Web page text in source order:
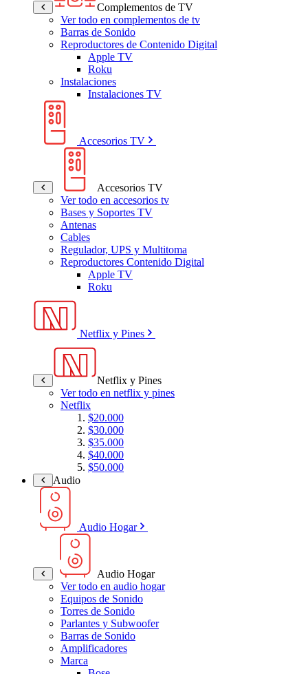
Complementos de TV
Ver todo en complementos de tv
Barras de Sonido
Reproductores de Contenido Digital
Apple TV
Roku
Instalaciones
Instalaciones TV
Accesorios TV
Accesorios TV
Ver todo en accesorios tv
Bases y Soportes TV
Antenas
Cables
Regulador, UPS y Multitoma
Reproductores Contenido Digital
Apple TV
Roku
Netflix y Pines
Netflix y Pines
Ver todo en netflix y pines
Netflix
$20.000
$30.000
$35.000
$40.000
$50.000
Audio
Audio Hogar
Audio Hogar
Ver todo en audio hogar
Equipos de Sonido
Torres de Sonido
Parlantes y Subwoofer
Barras de Sonido
Amplificadores
Marca